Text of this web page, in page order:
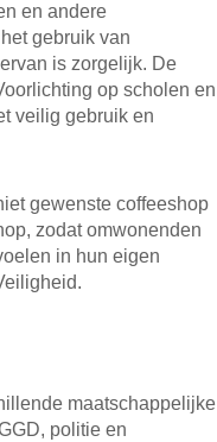
en andere
gebruik van
is zorgelijk. De
op scholen en
veilig gebruik en
gewenste coffeeshop
zodat omwonenden
in hun eigen
maatschappelijke
politie en